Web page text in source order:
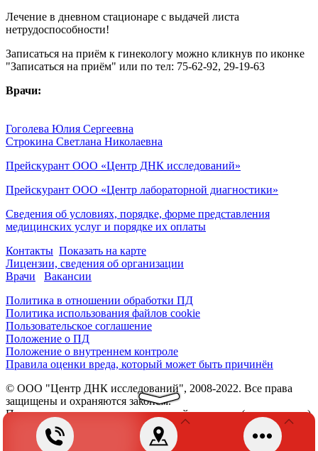
Лечение в дневном стационаре с выдачей листа
нетрудоспособности!
Записаться на приём к гинекологу можно кликнув по иконке
"Записаться на приём" или по тел: 75-62-92, 29-19-63
Врачи:
Гоголева Юлия Сергеевна
Строкина Светлана Николаевна
Прейскурант ООО «Центр ДНК исследований»
Прейскурант ООО «Центр лабораторной диагностики»
Сведения об условиях, порядке, форме представления
медицинских услуг и порядке их оплаты
Контакты Показать на карте
Лицензии, сведения об организации
Врачи
Вакансии
Политика в отношении обработки ПД
Политика использования файлов cookie
Пользовательское соглашение
Положение о ПД
Положение о внутреннем контроле
Правила оценки вреда, который может быть причинён
© ООО "Центр ДНК исследований", 2008-2022. Все права
защищены и охраняются законом.
При использовании материалов с сайта, ссылка (гиперссылка)
обязательна.
Разработка сайта -
Кальянов